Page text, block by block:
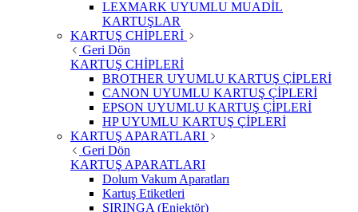
LEXMARK UYUMLU MUADİL
KARTUŞLAR
KARTUŞ CHİPLERİ
Geri Dön
KARTUŞ CHİPLERİ
BROTHER UYUMLU KARTUŞ ÇİPLERİ
CANON UYUMLU KARTUŞ ÇİPLERİ
EPSON UYUMLU KARTUŞ ÇİPLERİ
HP UYUMLU KARTUŞ ÇİPLERİ
KARTUŞ APARATLARI
Geri Dön
KARTUŞ APARATLARI
Dolum Vakum Aparatları
Kartuş Etiketleri
ŞIRINGA (Enjektör)